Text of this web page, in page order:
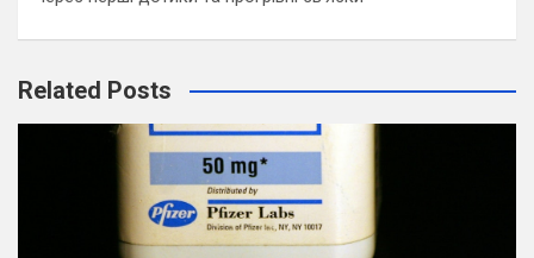
Related Posts